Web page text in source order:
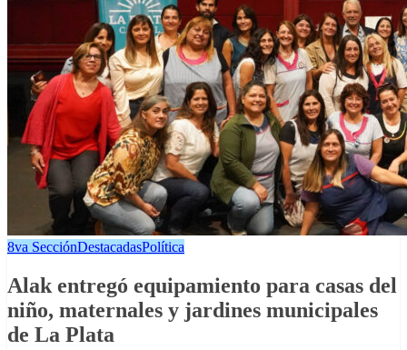
8va SecciónDestacadasPolítica
Alak entregó equipamiento para casas del
niño, maternales y jardines municipales
de La Plata